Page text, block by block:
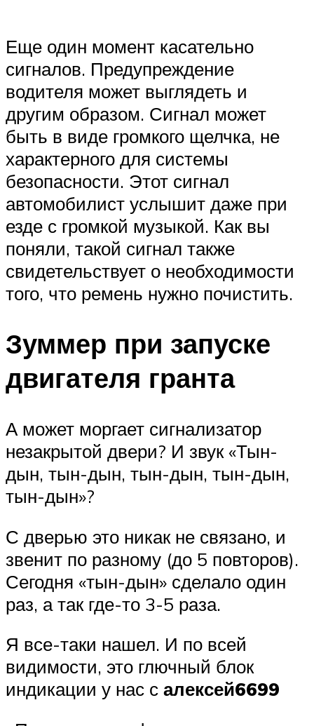
Еще один момент касательно
сигналов. Предупреждение
водителя может выглядеть и
другим образом. Сигнал может
быть в виде громкого щелчка, не
характерного для системы
безопасности. Этот сигнал
автомобилист услышит даже при
езде с громкой музыкой. Как вы
поняли, такой сигнал также
свидетельствует о необходимости
того, что ремень нужно почистить.
Зуммер при запуске
двигателя гранта
А может моргает сигнализатор
незакрытой двери? И звук «Тын-
дын, тын-дын, тын-дын, тын-дын,
тын-дын»?
С дверью это никак не связано, и
звенит по разному (до 5 повторов).
Сегодня «тын-дын» сделало один
раз, а так где-то 3-5 раза.
Я все-таки нашел. И по всей
видимости, это глючный блок
индикации у нас с алексей6699